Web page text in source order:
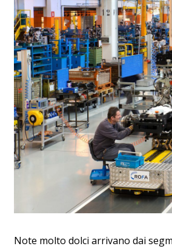
Note molto dolci arrivano dai